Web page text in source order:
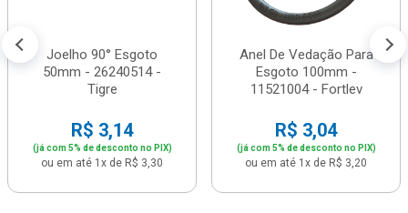
Joelho 90° Esgoto
50mm - 26240514 -
Tigre
R$ 3,14
(já com 5% de desconto no PIX)
ou em até 1x de R$ 3,30
Anel De Vedação Para
Esgoto 100mm -
11521004 - Fortlev
R$ 3,04
(já com 5% de desconto no PIX)
ou em até 1x de R$ 3,20